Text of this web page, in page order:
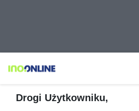
Drogi Użytkowniku,